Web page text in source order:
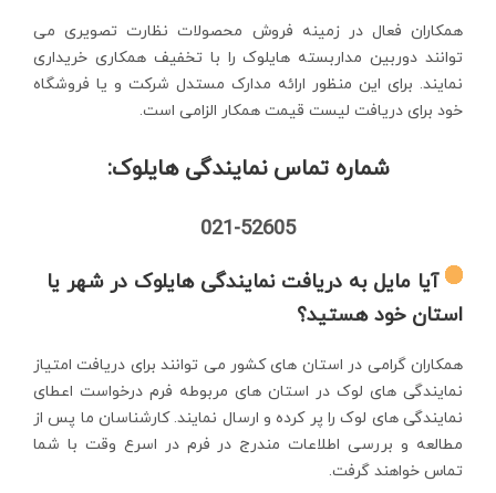
همکاران فعال در زمینه فروش محصولات نظارت تصویری می
توانند دوربین مداربسته هایلوک را با تخفیف همکاری خریداری
نمایند. برای این منظور ارائه مدارک مستدل شرکت و یا فروشگاه
خود برای دریافت لیست قیمت همکار الزامی است.
شماره تماس نمایندگی هایلوک:
021-52605
آیا مایل به دریافت نمایندگی هایلوک در شهر یا
استان خود هستید؟
همکاران گرامی در استان های کشور می توانند برای دریافت امتیاز
نمایندگی های لوک در استان های مربوطه فرم درخواست اعطای
نمایندگی های لوک را پر کرده و ارسال نمایند. کارشناسان ما پس از
مطالعه و بررسی اطلاعات مندرج در فرم در اسرع وقت با شما
تماس خواهند گرفت.